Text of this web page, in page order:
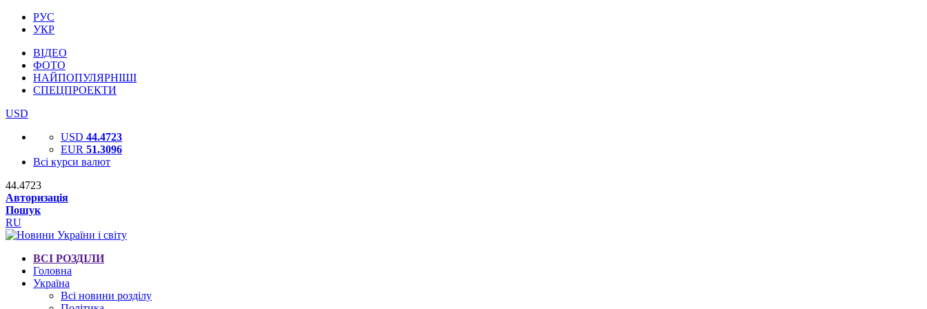
РУС
УКР
ВІДЕО
ФОТО
НАЙПОПУЛЯРНІШІ
СПЕЦПРОЕКТИ
USD
USD 44.4723
EUR 51.3096
Всі курси валют
44.4723
Авторизація
Пошук
RU
ВСІ РОЗДІЛИ
Головна
Україна
Всі новини розділу